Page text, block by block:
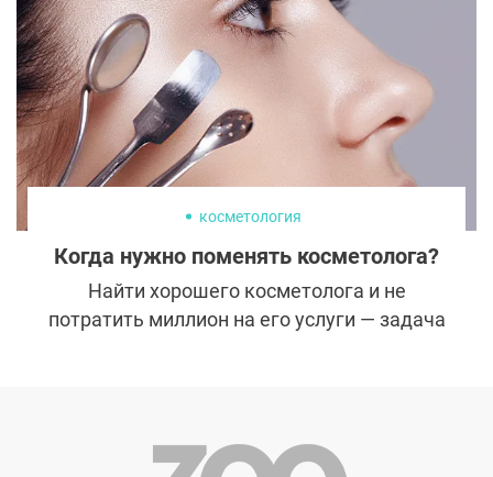
результат процедуры. Рассказываем, что
это за препараты, как они работают и чем
могут быть опасны.
косметология
Когда нужно поменять косметолога?
Найти хорошего косметолога и не
потратить миллион на его услуги — задача
навязывать ненужные процедуры,